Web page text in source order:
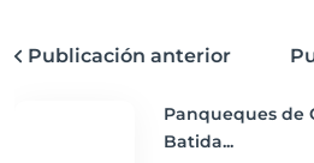
Publicación anterior
Panqueques de
Batida...